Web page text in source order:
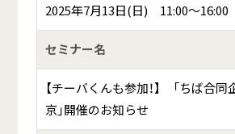
2025年7月13日(日) 11:00～16:00
セミナー名
【チーバくんも参加！】 「ちば合
京」開催のお知らせ